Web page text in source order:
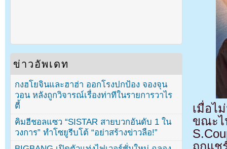
เมื่อไ
ขณะไ
ข่าวอัพเดท
กงฮโยจินและฮาฮ่า ออกโรงปกป้อง จองจุน
วอน หลังถูกวิจารณ์เรื่องท่าทีในรายการวาไร
ตี้
คิมฮีชอลแซว “SISTAR สายบวกอันดับ 1 ใน
วงการ” ทำโซยูรีบโต้ “อย่าสร้างข่าวลือ!”